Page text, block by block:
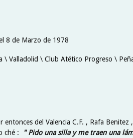
8 de Marzo de 1978
\ Valladolid \ Club Atético Progreso \
entonces del Valencia C.F. , Rafa
ché :
" Pido una silla y me traen una